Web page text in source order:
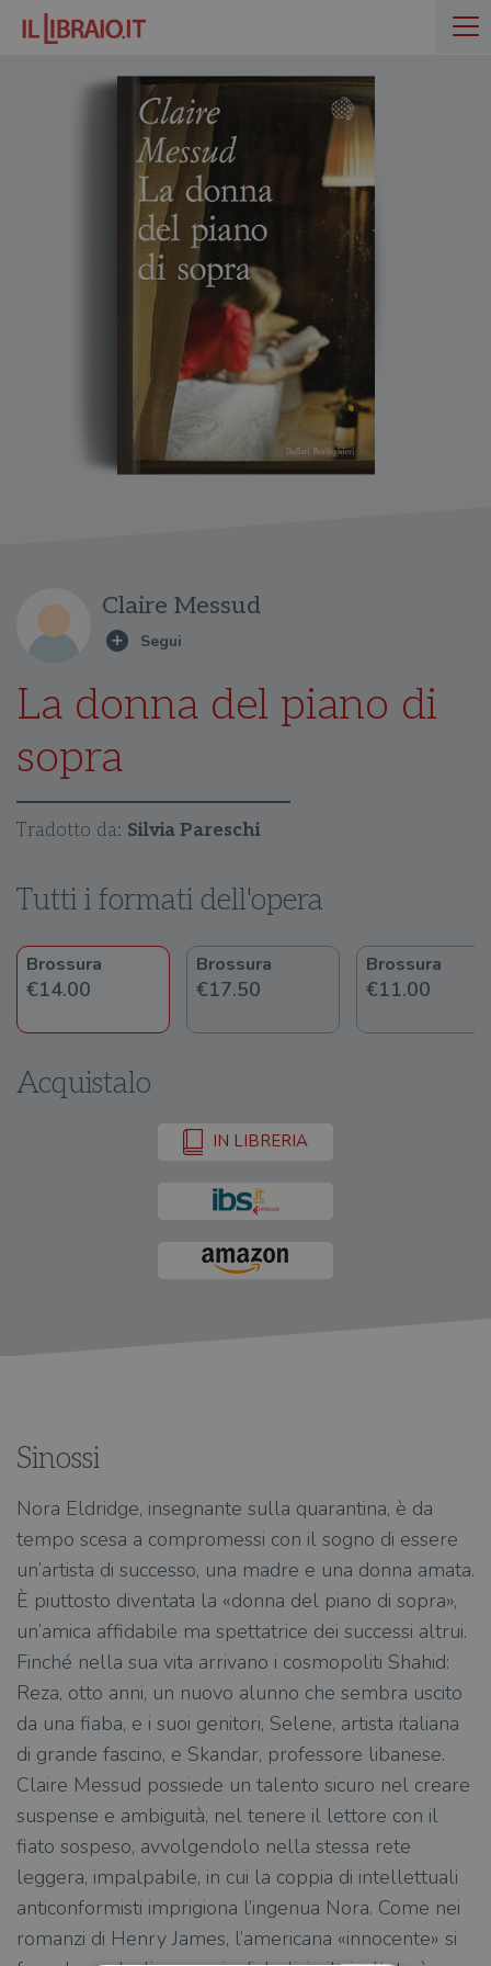
Claire Messud
La donna del piano di
sopra
Tradotto da: Silvia Pareschi
Tutti i formati dell'opera
Brossura
€14.00
Brossura
€17.50
Brossura
€11.00
Acquistalo
IN LIBRERIA
Sinossi
Nora Eldridge, insegnante sulla quarantina, è da
tempo scesa a compromessi con il sogno di essere
un’artista di successo, una madre e una donna amata.
È piuttosto diventata la «donna del piano di sopra»,
un’amica affidabile ma spettatrice dei successi altrui.
Finché nella sua vita arrivano i cosmopoliti Shahid:
Reza, otto anni, un nuovo alunno che sembra uscito
da una fiaba, e i suoi genitori, Selene, artista italiana
di grande fascino, e Skandar, professore libanese.
Claire Messud possiede un talento sicuro nel creare
suspense e ambiguità, nel tenere il lettore con il
fiato sospeso, avvolgendolo nella stessa rete
leggera, impalpabile, in cui la coppia di intellettuali
anticonformisti imprigiona l’ingenua Nora. Come nei
romanzi di Henry James, l’americana «innocente» si